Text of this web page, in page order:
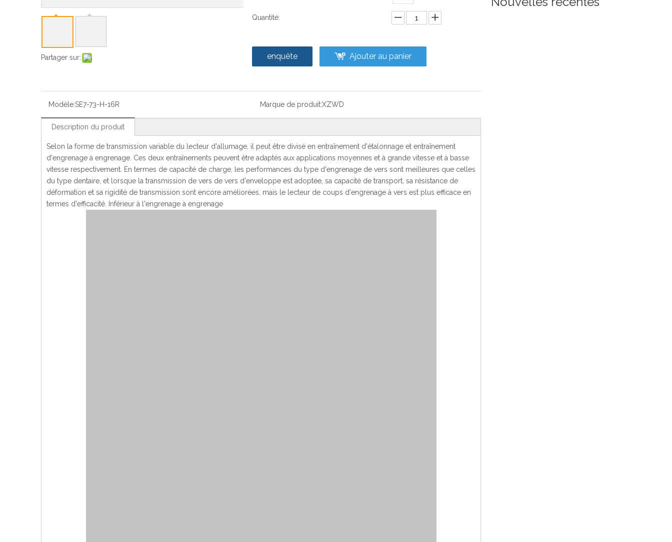
Partager sur:
Quantité:
enquête Ajouter au panier
Modèle:SE7-73-H-16R Marque de produit:XZWD
Description du produit
Selon la forme de transmission variable du lecteur d'allumage, il peut être divisé en entraînement d'étalonnage et entraînement
d'engrenage à engrenage. Ces deux entraînements peuvent être adaptés aux applications moyennes et à grande vitesse et à basse
vitesse respectivement. En termes de capacité de charge, les performances du type d'engrenage de vers sont meilleures que celles
du type dentaire, et lorsque la transmission de vers de vers d'enveloppe est adoptée, sa capacité de transport, sa résistance de
déformation et sa rigidité de transmission sont encore améliorées, mais le lecteur de coups d'engrenage à vers est plus efficace en
termes d'efficacité. Inférieur à l'engrenage à engrenage